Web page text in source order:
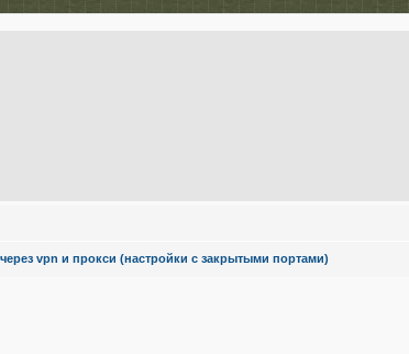
vpn и прокси (настройки с закрытыми портами)